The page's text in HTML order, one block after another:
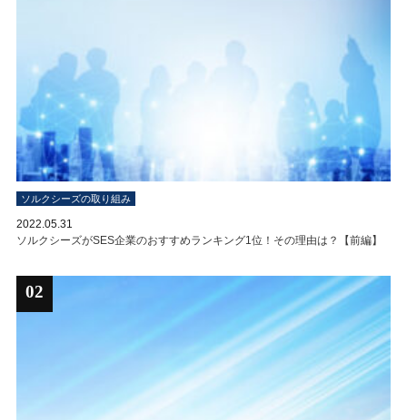
ソルクシーズの取り組み
2022.05.31
ソルクシーズがSES企業のおすすめランキング1位！その理由は？【前編】
02